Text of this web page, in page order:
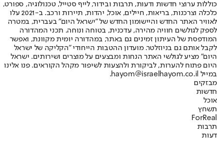
כוללות ערוצי חדשות ודעות, תרבות ובידור, לייף סטייל, טכנולוגיה, ספורט,
כלכלה וצרכנות, בריאות, חיילים, אוכל, יהדות, תיירות ורכב. ב-2021 עלו
לאוויר האתר החדש והיישומון החדש של "ישראל היום" בעברית, במטרה
לספק לגולשים חוויה מהירה, עדכנית, בטוחה ונוחה. תכני המהדורה
המודפסת של העיתון זמינים גם באתר, במהדורה יומית מקוונת, ואפשר
לקבל אותם גם בניוזלטר. מועדון ההטבות הייחודי "הקליקה של ישראל
היום" מציע לגולשי האתר הנחות ומבצעים על מוצרים ושירותים. ישראל
היום פתוח להערות, לביקורת ולהצעות לשיפור מקהל הקוראים. פנו אלינו
במייל hayom@israelhayom.co.il.
מבזקים
חדשות
אוכל
תשחץ
ForReal
תרבות
דעות